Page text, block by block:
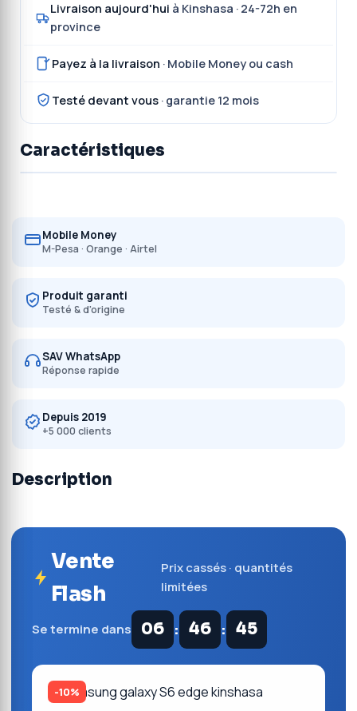
Livraison aujourd'hui à Kinshasa · 24-72h en
province
Payez à la livraison · Mobile Money ou cash
Testé devant vous · garantie 12 mois
Caractéristiques
Mobile Money
M-Pesa · Orange · Airtel
Produit garanti
Testé & d'origine
SAV WhatsApp
Réponse rapide
Depuis 2019
+5 000 clients
Description
Vente
Flash
Prix cassés · quantités
limitées
Se termine dans 06 : 46 : 45
-10%